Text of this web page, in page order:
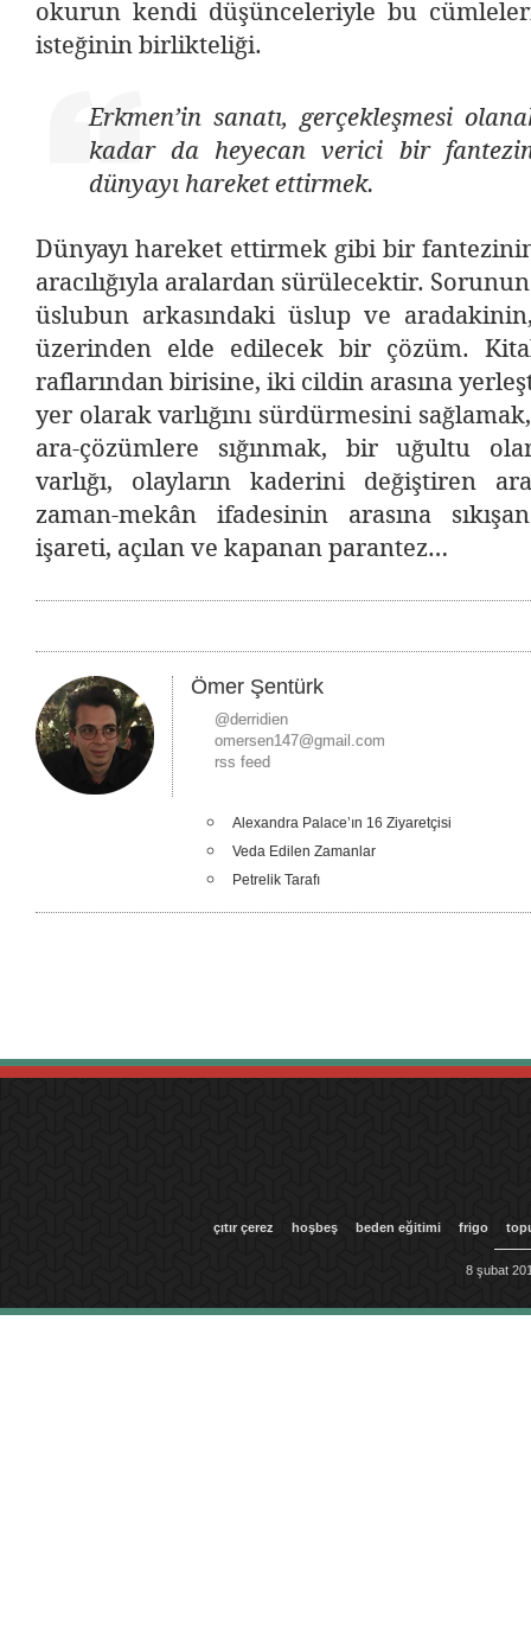
okurun kendi düşünceleriyle bu
isteğinin birlikteliği.
Erkmen’in sanatı, gerçekleşmesi
kadar da heyecan verici bir
dünyayı hareket ettirmek.
Dünyayı hareket ettirmek gibi bir
aracılığıyla aralardan sürülecektir.
üslubun arkasındaki üslup ve
üzerinden elde edilecek bir çözüm.
raflarından birisine, iki cildin arasına
yer olarak varlığını sürdürmesini
ara-çözümlere sığınmak, bir uğultu
varlığı, olayların kaderini değiştiren
zaman-mekân ifadesinin arasına
işareti, açılan ve kapanan parantez…
Ömer Şentürk
@derridien
omersen147@gmail.com
rss feed
Alexandra Palace’ın 16 Ziyaretçisi
Veda Edilen Zamanlar
Petrelik Tarafı
çıtır çerez hoşbeş beden eğitimi frigo
8 şubat